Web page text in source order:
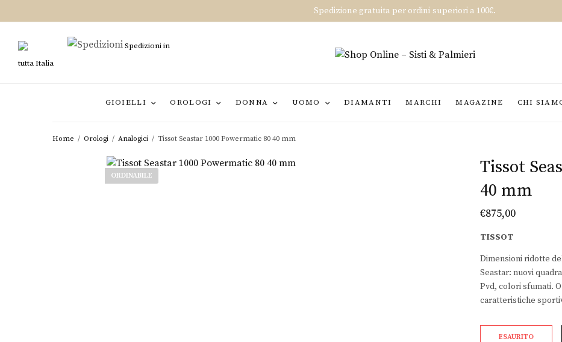
Spedizione gratuita per ordini superiori a 100€.
Spedizioni in
tutta Italia
GIOIELLI OROLOGI DONNA UOMO DIAMANTI MARCHI MAGAZINE CHI
Home / Orologi / Analogici / Tissot Seastar 1000 Powermatic 80 40 mm
ORDINABILE
Tissot
40 mm
€875,00
TISSOT
Dimensioni ridotte
Seastar: nuovi
Pvd, colori sfumati.
caratteristiche
ESAURITO